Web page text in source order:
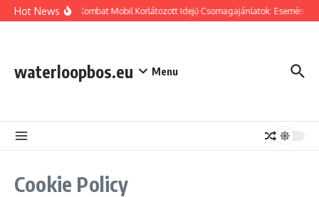
Skip to content
Hot NewsMortal Kombat Mobil Korlátozott Idejű Csomagajánlatok:
waterloopbos.eu Menu
Cookie Policy